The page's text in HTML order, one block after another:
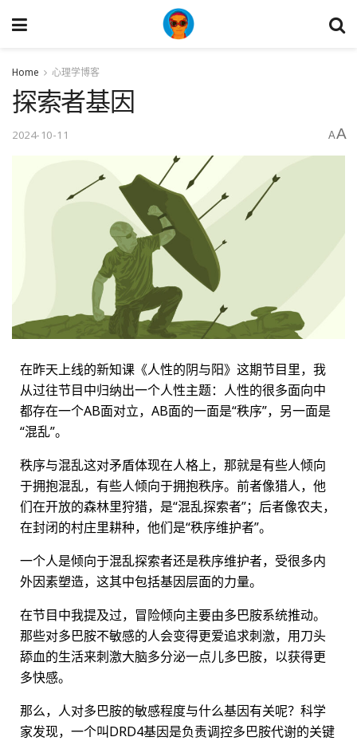
Home 心理学博客
探索者基因
2024-10-11 AA
在昨天上线的新知课《人性的阴与阳》这期节目里，我
从过往节目中归纳出一个人性主题：人性的很多面向中
都存在一个AB面对立，AB面的一面是“秩序”，另一面是
“混乱”。
秩序与混乱这对矛盾体现在人格上，那就是有些人倾向
于拥抱混乱，有些人倾向于拥抱秩序。前者像猎人，他
们在开放的森林里狩猎，是“混乱探索者”；后者像农夫，
在封闭的村庄里耕种，他们是“秩序维护者”。
一个人是倾向于混乱探索者还是秩序维护者，受很多内
外因素塑造，这其中包括基因层面的力量。
在节目中我提及过，冒险倾向主要由多巴胺系统推动。
那些对多巴胺不敏感的人会变得更爱追求刺激，用刀头
舔血的生活来刺激大脑多分泌一点儿多巴胺，以获得更
多快感。
那么，人对多巴胺的敏感程度与什么基因有关呢？科学
家发现，一个叫DRD4基因是负责调控多巴胺代谢的关键